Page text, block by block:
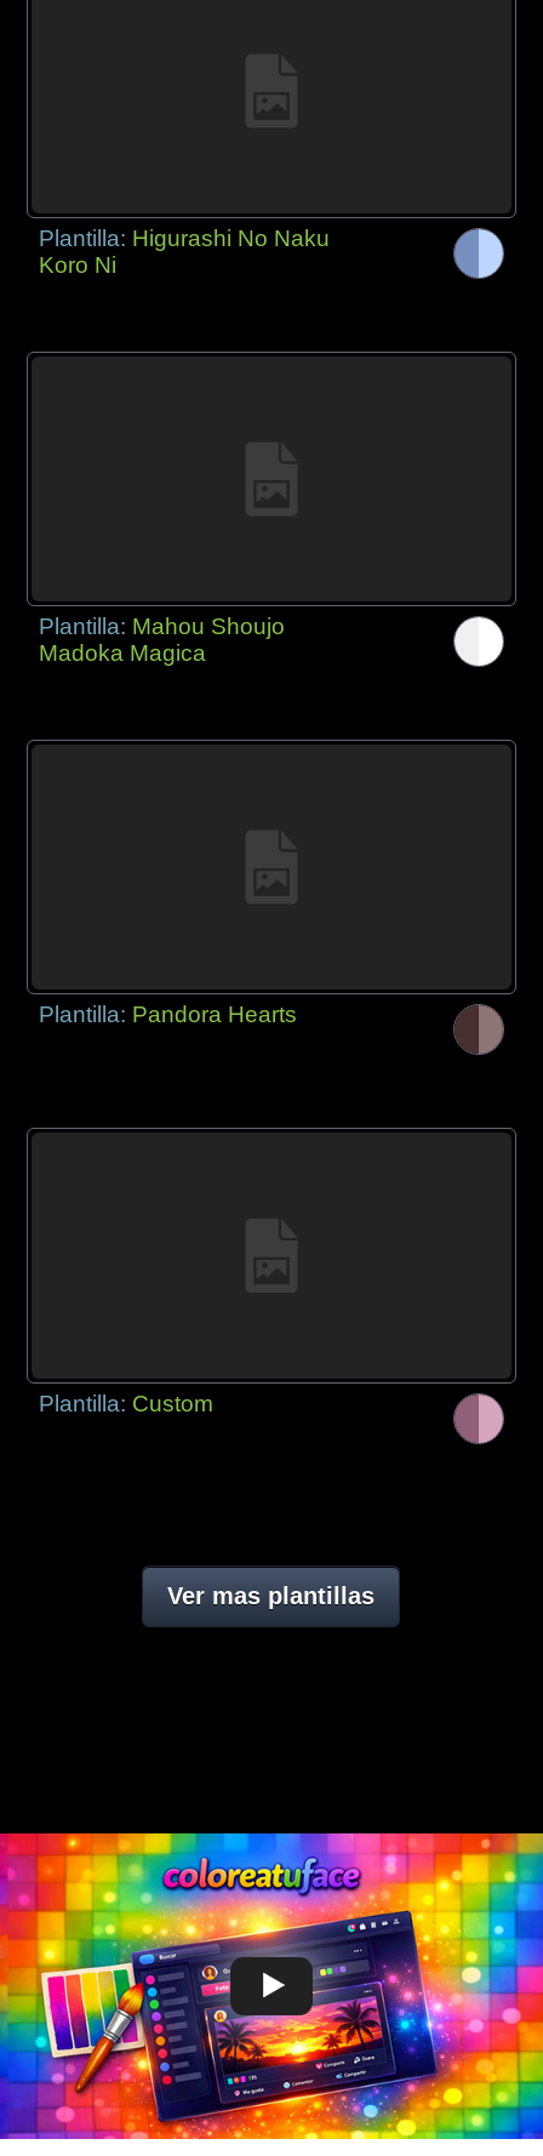
Plantilla: Higurashi No Naku
Koro Ni
Plantilla: Mahou Shoujo
Madoka Magica
Plantilla: Pandora Hearts
Plantilla: Custom
Ver mas plantillas